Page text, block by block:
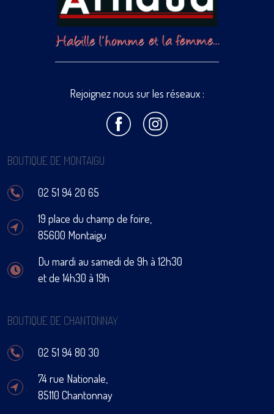
Rejoignez nous sur les réseaux :
BOUTIQUE DE MONTAIGU
02 51 94 20 65
19 place du champ de foire,
85600 Montaigu
Du mardi au samedi de 9h à 12h30
et de 14h30 à 19h
BOUTIQUE DE CHANTONNAY
02 51 94 80 30
74 rue Nationale,
85110 Chantonnay